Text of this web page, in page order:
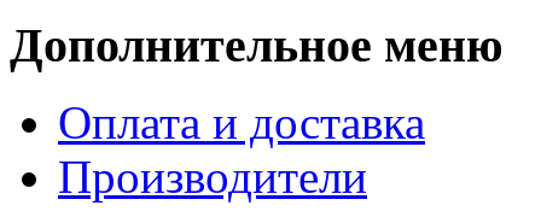
Дополнительное меню
Оплата и доставка
Производители